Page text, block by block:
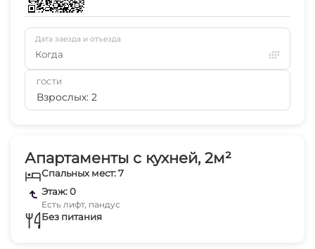
Апартаменты с кухней, 2м²
Спальных мест: 7
Этаж: 0
Есть лифт, пандус
Без питания
Дата заезда и отъезда
Когда
ГОСТИ
Взрослых: 2